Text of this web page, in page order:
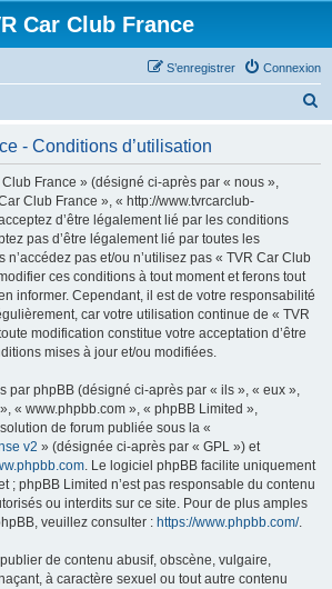
Car Club France
Connexion
S’enregistrer
- Conditions d’utilisation
France » (désigné ci-après par « nous »,
Club France », « http://www.tvrcarclub-
d’être légalement lié par les conditions
pas d’être légalement lié par toutes les
pas et/ou n’utilisez pas « TVR Car Club
ces conditions à tout moment et ferons tout
informer. Cependant, il est de votre responsabilité
car votre utilisation continue de « TVR
modification constitue votre acceptation d’être
mises à jour et/ou modifiées.
par phpBB (désigné ci-après par « ils », « eux »,
« www.phpbb.com », « phpBB Limited »,
de forum publiée sous la «
v2 » (désignée ci-après par « GPL ») et
. Le logiciel phpBB facilite uniquement
; phpBB Limited n’est pas responsable du contenu
ou interdits sur ce site. Pour de plus amples
veuillez consulter : https://www.phpbb.com/.
de contenu abusif, obscène, vulgaire,
à caractère sexuel ou tout autre contenu